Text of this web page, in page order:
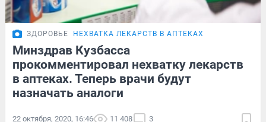
ЗДОРОВЬЕ НЕХВАТКА ЛЕКАРСТВ В АПТЕКАХ
Минздрав Кузбасса
прокомментировал нехватку лекарств
в аптеках. Теперь врачи будут
назначать аналоги
22 октября, 2020, 16:46 11 408 3